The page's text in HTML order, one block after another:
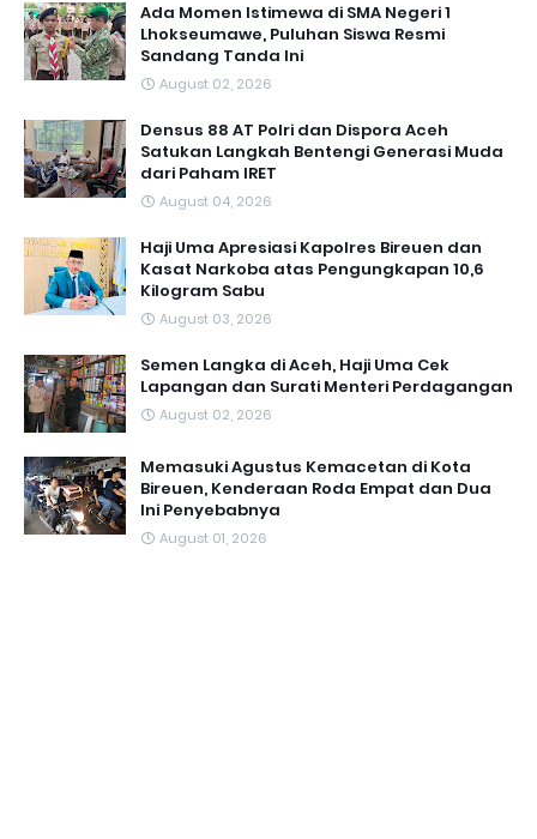
Ada Momen Istimewa di SMA Negeri 1
Lhokseumawe, Puluhan Siswa Resmi
Sandang Tanda Ini
August 02, 2026
Densus 88 AT Polri dan Dispora Aceh
Satukan Langkah Bentengi Generasi Muda
dari Paham IRET
August 04, 2026
Haji Uma Apresiasi Kapolres Bireuen dan
Kasat Narkoba atas Pengungkapan 10,6
Kilogram Sabu
August 03, 2026
Semen Langka di Aceh, Haji Uma Cek
Lapangan dan Surati Menteri Perdagangan
August 02, 2026
Memasuki Agustus Kemacetan di Kota
Bireuen, Kenderaan Roda Empat dan Dua
Ini Penyebabnya
August 01, 2026